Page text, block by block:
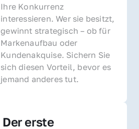
Ihre Konkurrenz
interessieren. Wer sie besitzt,
gewinnt strategisch – ob für
Markenaufbau oder
Kundenakquise. Sichern Sie
sich diesen Vorteil, bevor es
jemand anderes tut.
Der erste